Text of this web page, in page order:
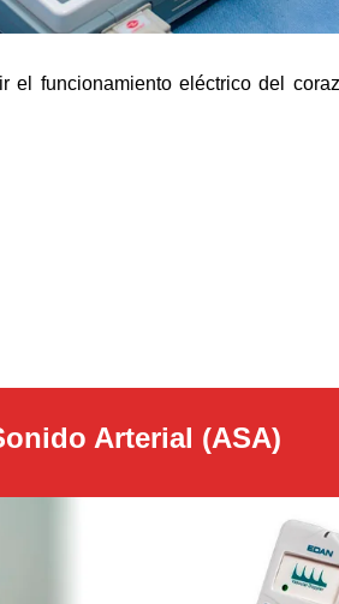
el funcionamiento eléctrico del
del corazón.
Arterial (ASA)